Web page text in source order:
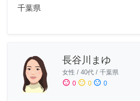
千葉県
長谷川まゆ
女性 / 40代 / 千葉県
sentiment_satisfied 0 sentiment_neutral 0 sentiment_dissatisfied 0